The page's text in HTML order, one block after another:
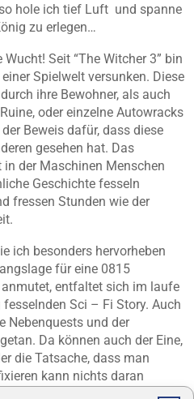
hole ich tief Luft und spanne
zu erlegen…
Seit “The Witcher 3” bin
Spielwelt versunken. Diese
ihre Bewohner, als auch
oder einzelne Autowracks
Beweis dafür, dass diese
gesehen hat. Das
in der Maschinen Menschen
Geschichte fesseln
fressen Stunden wie der
ich besonders hervorheben
für eine 0815
entfaltet sich im laufe
Sci – Fi Story. Auch
Nebenquests und der
Da können auch der Eine,
die Tatsache, dass man
kann nichts daran